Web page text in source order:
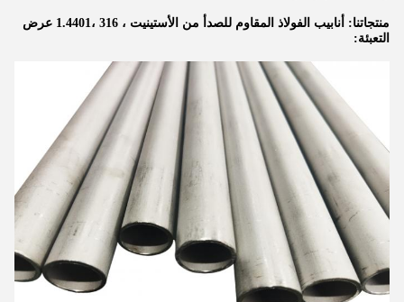
منتجاتنا: أنابيب الفولاذ المقاوم للصدأ من الأستينيت ، 316 ،1.4401 عرض
التعبئة: